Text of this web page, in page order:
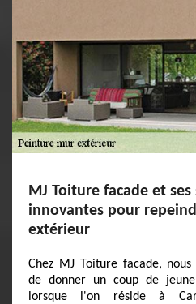
MJ Toiture facade et
innovantes pour
extérieur
Chez MJ Toiture facade,
de donner un coup de
lorsque l'on réside à